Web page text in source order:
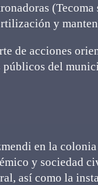
y
de acciones
públicos del
en la
y sociedad
así como la